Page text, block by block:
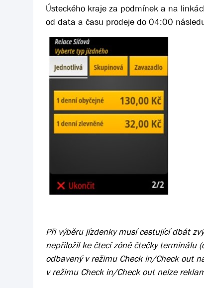
Ústeckého kraje za podmínek a na
od data a času prodeje do 04:00
Při výběru jízdenky musí cestující dbát
nepřiložil ke čtecí zóně čtečky terminálu
odbavený v režimu Check in/Check out
v režimu Check in/Check out nelze